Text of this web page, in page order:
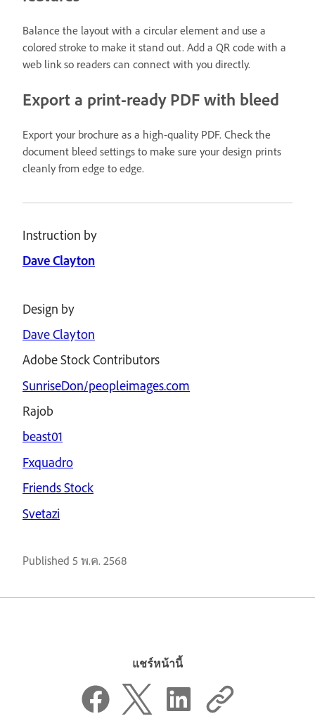
Balance the layout with a circular element and use a
colored stroke to make it stand out. Add a QR code with a
web link so readers can connect with you directly.
Export a print-ready PDF with bleed
Export your brochure as a high-quality PDF. Check the
document bleed settings to make sure your design prints
cleanly from edge to edge.
Instruction by
Dave Clayton
Design by
Dave Clayton
Adobe Stock Contributors
SunriseDon/peopleimages.com
Rajob
beast01
Fxquadro
Friends Stock
Svetazi
Published 5 พ.ค. 2568
แชร์หน้านี้